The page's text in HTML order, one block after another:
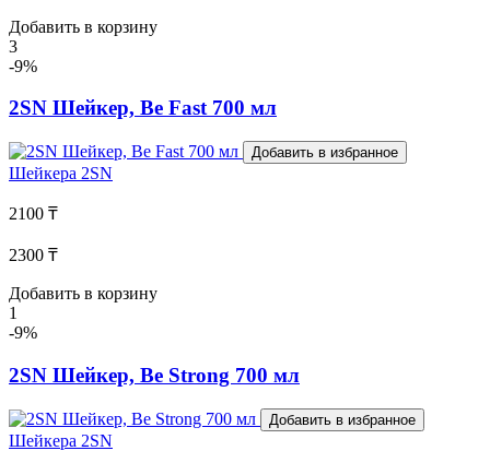
Добавить в корзину
3
-9%
2SN Шейкер, Be Fast 700 мл
Добавить в избранное
Шейкера 2SN
2100 ₸
2300 ₸
Добавить в корзину
1
-9%
2SN Шейкер, Be Strong 700 мл
Добавить в избранное
Шейкера 2SN